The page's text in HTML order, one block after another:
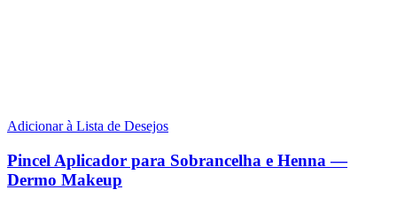
Adicionar à Lista de Desejos
Pincel Aplicador para Sobrancelha e Henna —
Dermo Makeup